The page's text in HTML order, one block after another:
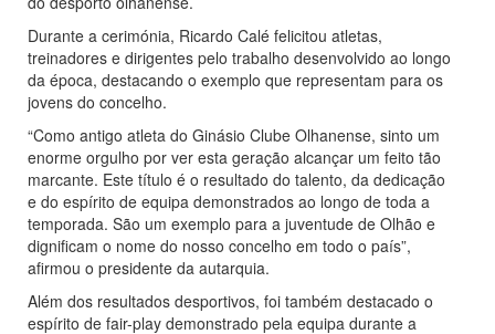
Durante a cerimónia, Ricardo Calé felicitou atletas,
treinadores e dirigentes pelo trabalho desenvolvido ao longo
da época, destacando o exemplo que representam para os
jovens do concelho.
“Como antigo atleta do Ginásio Clube Olhanense, sinto um
enorme orgulho por ver esta geração alcançar um feito tão
marcante. Este título é o resultado do talento, da dedicação
e do espírito de equipa demonstrados ao longo de toda a
temporada. São um exemplo para a juventude de Olhão e
dignificam o nome do nosso concelho em todo o país”,
afirmou o presidente da autarquia.
Além dos resultados desportivos, foi também destacado o
espírito de fair-play demonstrado pela equipa durante a